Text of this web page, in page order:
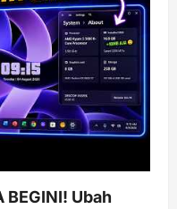
BEGINI! Ubah